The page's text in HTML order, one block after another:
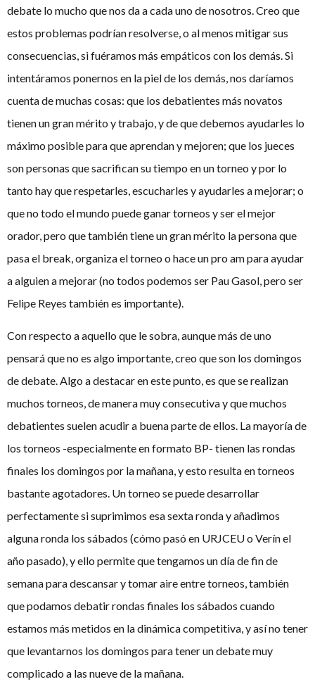
debate lo mucho que nos da a cada uno de nosotros. Creo que
estos problemas podrían resolverse, o al menos mitigar sus
consecuencias, si fuéramos más empáticos con los demás. Si
intentáramos ponernos en la piel de los demás, nos daríamos
cuenta de muchas cosas: que los debatientes más novatos
tienen un gran mérito y trabajo, y de que debemos ayudarles lo
máximo posible para que aprendan y mejoren; que los jueces
son personas que sacrifican su tiempo en un torneo y por lo
tanto hay que respetarles, escucharles y ayudarles a mejorar; o
que no todo el mundo puede ganar torneos y ser el mejor
orador, pero que también tiene un gran mérito la persona que
pasa el break, organiza el torneo o hace un pro am para ayudar
a alguien a mejorar (no todos podemos ser Pau Gasol, pero ser
Felipe Reyes también es importante).
Con respecto a aquello que le sobra, aunque más de uno
pensará que no es algo importante, creo que son los domingos
de debate. Algo a destacar en este punto, es que se realizan
muchos torneos, de manera muy consecutiva y que muchos
debatientes suelen acudir a buena parte de ellos. La mayoría de
los torneos -especialmente en formato BP- tienen las rondas
finales los domingos por la mañana, y esto resulta en torneos
bastante agotadores. Un torneo se puede desarrollar
perfectamente si suprimimos esa sexta ronda y añadimos
alguna ronda los sábados (cómo pasó en URJCEU o Verín el
año pasado), y ello permite que tengamos un día de fin de
semana para descansar y tomar aire entre torneos, también
que podamos debatir rondas finales los sábados cuando
estamos más metidos en la dinámica competitiva, y así no tener
que levantarnos los domingos para tener un debate muy
complicado a las nueve de la mañana.